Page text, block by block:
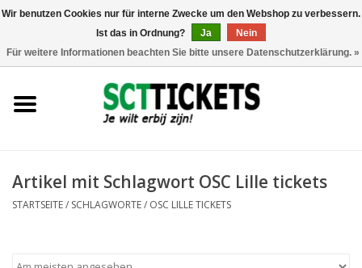
Frankreich
Artikel mit Schlagwort OSC Lille tickets
STARTSEITE/ SCHLAGWORTE/ OSC LILLE TICKETS
Wir benutzen Cookies nur für interne Zwecke um den Webshop zu verbessern.
Ist das in Ordnung?
Ja
Nein
Für weitere Informationen beachten Sie bitte unsere Datenschutzerklärung. »